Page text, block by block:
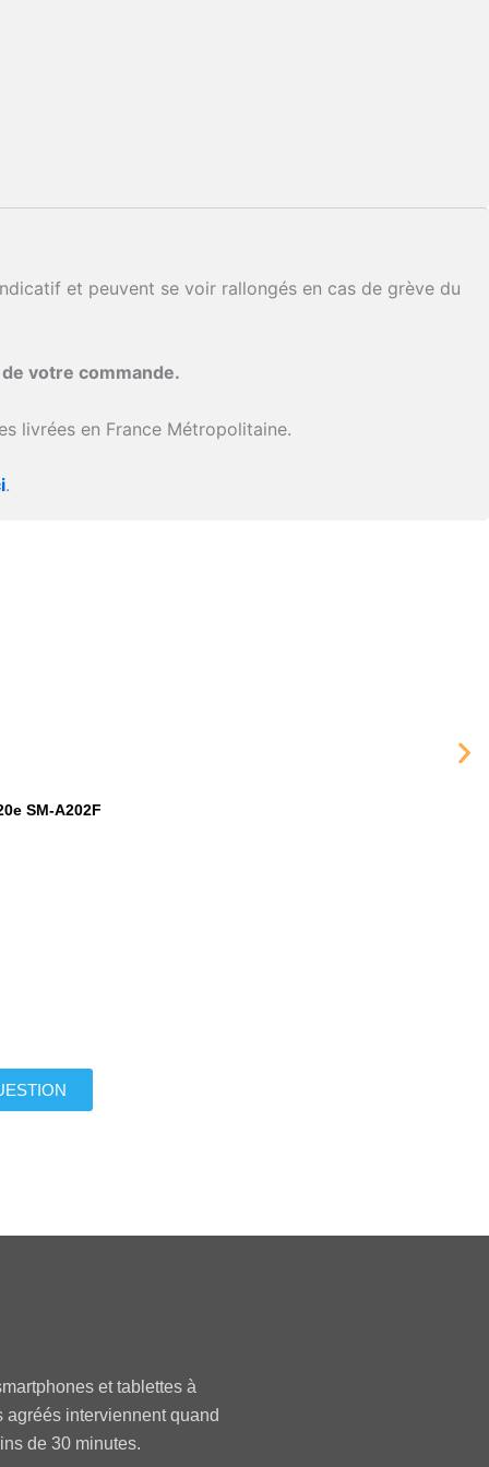
et peuvent se voir rallongés en cas de grève du
votre commande.
livrées en France Métropolitaine.
.
SM-A202F
et tablettes à
interviennent quand
de 30 minutes.